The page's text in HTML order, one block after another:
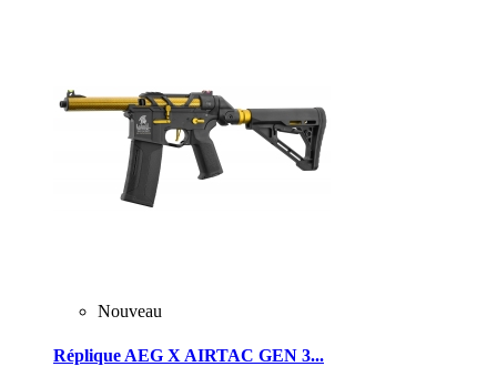
Nouveau
Réplique AEG X AIRTAC GEN 3...